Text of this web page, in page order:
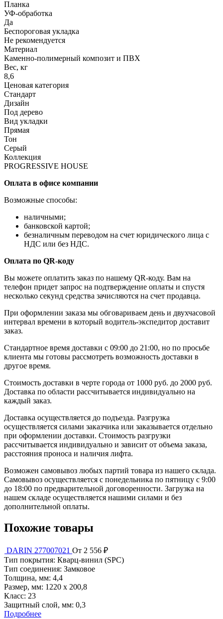
Планка
УФ-обработка
Да
Беспороговая укладка
Не рекомендуется
Материал
Каменно-полимерный композит и ПВХ
Вес, кг
8,6
Ценовая категория
Стандарт
Дизайн
Под дерево
Вид укладки
Прямая
Тон
Серый
Коллекция
PROGRESSIVE HOUSE
Оплата в офисе компании
Возможные способы:
наличными;
банковской картой;
безналичным переводом на счет юридического лица с
НДС или без НДС.
Оплата по QR-коду
Вы можете оплатить заказ по нашему QR-коду. Вам на
телефон придет запрос на подтверждение оплаты и спустя
несколько секунд средства зачисляются на счет продавца.
При оформлении заказа мы обговариваем день и двухчасовой
интервал времени в который водитель-экспедитор доставит
заказ.
Стандартное время доставки с 09:00 до 21:00, но по просьбе
клиента мы готовы рассмотреть возможность доставки в
другое время.
Стоимость доставки в черте города от 1000 руб. до 2000 руб.
Доставка по области рассчитывается индивидуально на
каждый заказ.
Доставка осуществляется до подъезда. Разгрузка
осуществляется силами заказчика или заказывается отдельно
при оформлении доставки. Стоимость разгрузки
рассчитывается индивидуально и зависит от объема заказа,
расстояния проноса и наличия лифта.
Возможен самовывоз любых партий товара из нашего склада.
Самовывоз осуществляется с понедельника по пятницу с 9:00
до 18:00 по предварительной договоренности. Загрузка на
нашем складе осуществляется нашими силами и без
дополнительной оплаты.
Похожие товары
DARIN 277007021 От 2 556 ₽
Тип покрытия: Кварц-винил (SPC)
Тип соединения: Замковое
Толщина, мм: 4,4
Размер, мм: 1220 x 200,8
Класс: 23
Защитный слой, мм: 0,3
Подробнее